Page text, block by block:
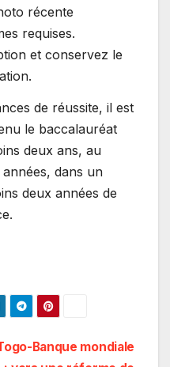
récente
requises.
et conservez le
de réussite, il est
le baccalauréat
deux ans, au
dans un
deux années de
Banque mondiale